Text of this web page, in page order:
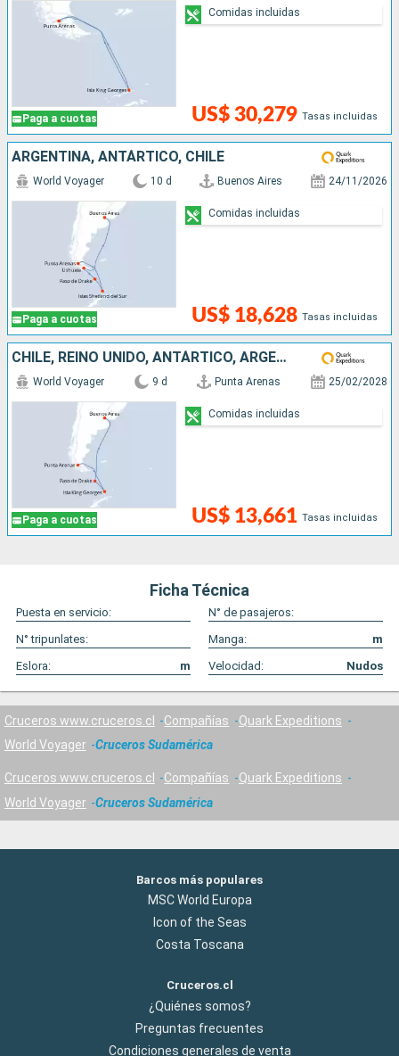
Paga a cuotas US$ 30,279 Tasas incluidas
Comidas incluidas
ARGENTINA, ANTÁRTICO, CHILE
Paga a cuotas
World Voyager 10 d Buenos Aires 24/11/2026
US$ 18,628 Tasas incluidas
Comidas incluidas
CHILE, REINO UNIDO, ANTÁRTICO, ARGENTINA
Paga a cuotas
World Voyager 9 d Punta Arenas 25/02/2028
US$ 13,661 Tasas incluidas
Comidas incluidas
Ficha Técnica
Puesta en servicio:
N° de pasajeros:
N° tripunlates:
Manga:
m
Eslora:
m Velocidad: Nudos
Cruceros www.cruceros.cl Compañías
Quark Expeditions
World Voyager
Cruceros Sudamérica
Cruceros www.cruceros.cl Compañías
Quark Expeditions
World Voyager
Cruceros Sudamérica
Barcos más populares
MSC World Europa
Icon of the Seas
Costa Toscana
Cruceros.cl
¿Quiénes somos?
Preguntas frecuentes
Condiciones generales de venta